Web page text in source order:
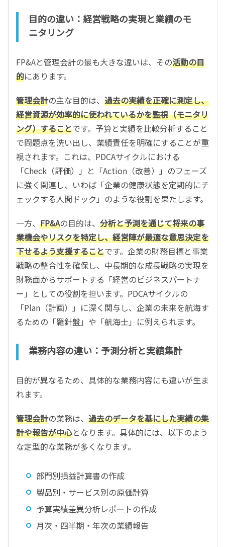
目的の違い：経営戦略の実現と業績のモ
ニタリング
FP&Aと管理会計の最も大きな違いは、その活動の目
的にあります。
管理会計の主な目的は、 過去の実績を正確に測定し、
経営資源が効率的に使われているかを監視（モニタリ
ング）することです。予算と実績を比較分析すること
で問題点を洗い出し、業績責任を明確にすることが重
視されます。これは、PDCAサイクルにおける
「Check（評価）」と「Action（改善）」のフェーズ
に強く関連し、いわば「企業の健康状態を定期的にチ
ェックする人間ドック」のような役割を果たします。
一方、 FP&Aの目的は、 分析と予測を通じて将来の事
業機会やリスクを特定し、経営陣が最適な意思決定を
下せるよう支援することです。企業の財務目標と事業
戦略の整合性を確保し、中長期的な成長戦略の実現を
財務面からサポートする「経営のビジネスパートナ
ー」としての役割を担います。PDCAサイクルの
「Plan（計画）」に深く関与し、企業の未来を航海す
るための「羅針盤」や「航海士」に例えられます。
業務内容の違い：予測分析と実績集計
目的が異なるため、具体的な業務内容にも違いが生ま
れます。
管理会計の業務は、 過去のデータを基にした実績の集
計や報告が中心となります。具体的には、以下のよう
な定型的な業務が多くなります。
部門別損益計算書の作成
製品別・サービス別の原価計算
予算実績差異分析レポートの作成
月次・四半期・年次の業績報告